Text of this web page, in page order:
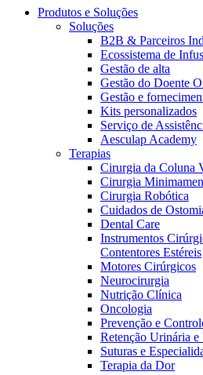
Catálogo de Produtos
Encontre o produto que
da B. Braun com o nosso
Centro de Inovação
Vamos impulsionar juntos a
Saiba mais sobre o nosso centro
Produtos e Soluções
Soluções
B2B & Parceiros
Ecossistema de
Gestão de alta
Gestão do Doente
Gestão e
Kits personalizados
Serviço de
Aesculap Academy
Terapias
Cirurgia da Coluna
Cirurgia
Cirurgia Robótica
Cuidados de
Dental Care
Instrumentos
Contentores Estéreis
Motores Cirúrgicos
Neurocirurgia
Nutrição Clínica
Oncologia
Prevenção e
Retenção Urinária
Suturas e
Terapia da Dor